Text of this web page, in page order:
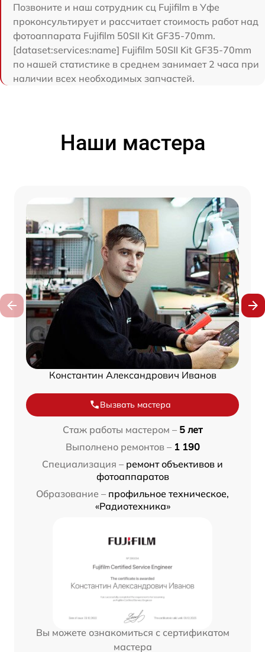
Позвоните и наш сотрудник сц Fujifilm в Уфе
проконсультирует и рассчитает стоимость работ над
фотоаппарата Fujifilm 50SII Kit GF35-70mm.
[dataset:services:name] Fujifilm 50SII Kit GF35-70mm
по нашей статистике в среднем занимает 2 часа при
наличии всех необходимых запчастей.
Наши мастера
Константин Александрович Иванов
Вызвать мастера
Стаж работы мастером – 5 лет
Выполнено ремонтов – 1 190
Специализация – ремонт объективов и
фотоаппаратов
Образование – профильное техническое,
«Радиотехника»
Вы можете ознакомиться с сертификатом
мастера